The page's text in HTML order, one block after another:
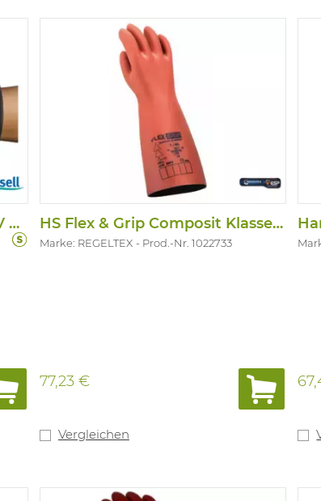
HS R0011BUL Ultra Light 500V Klasse 00 HS Flex & Grip Composit Klasse 1, 7500V
Marke: REGELTEX Prod.-Nr. 1022733
77,23 €
Vergleichen